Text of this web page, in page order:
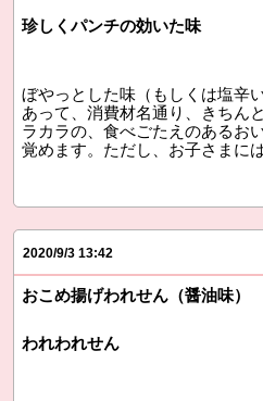
珍しくパンチの効いた味
ぼやっとした味（もしくは塩辛
あって、消費材名通り、きちん
ラカラの、食べごたえのあるお
覚めます。ただし、お子さまに
2020/9/3 13:42
おこめ揚げわれせん（醤油味）
われわれせん